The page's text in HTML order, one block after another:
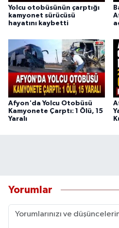
Yolcu otobüsünün çarptığı
kamyonet sürücüsü
hayatını kaybetti
Afyon'da Yolcu Otobüsü
Kamyonete Çarptı: 1 Ölü, 15
Yaralı
Yorumlar